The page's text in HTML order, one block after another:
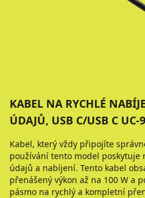
KABEL NA RYCHLÉ
ÚDAJŮ, USB C/USB C UC-9
Kabel, který vždy připojíte
používání tento model poskytuje
údajů a nabíjení. Tento kabel
přenášený výkon až na 100 W a
pásmo na rychlý a kompletní